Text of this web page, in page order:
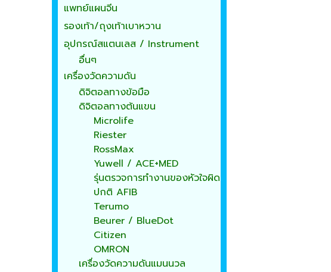
แพทย์แผนจีน
รองเท้า/ถุงเท้าเบาหวาน
อุปกรณ์สแตนเลส / Instrument
อื่นๆ
เครื่องวัดความดัน
ดิจิตอลทางข้อมือ
ดิจิตอลทางต้นแขน
Microlife
Riester
RossMax
Yuwell / ACE+MED
รุ่นตรวจการทำงานของหัวใจผิด
ปกติ AFIB
Terumo
Beurer / BlueDot
Citizen
OMRON
เครื่องวัดความดันแมนนวล